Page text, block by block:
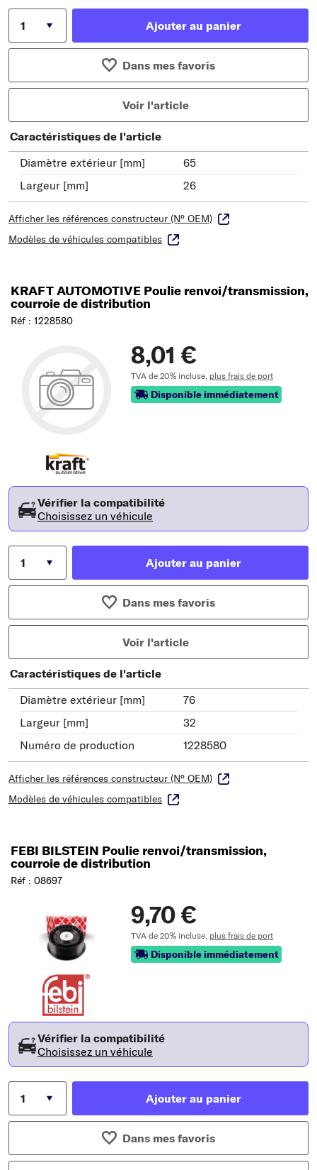
Ajouter au panier
Dans mes favoris
Voir l'article
Caractéristiques de l'article
Diamètre extérieur [mm]
65
Largeur [mm]
26
Afficher les références constructeur (N° OEM)
Modèles de véhicules compatibles
KRAFT AUTOMOTIVE Poulie renvoi/transmission,
courroie de distribution
Réf : 1228580
8,01 €
TVA de 20% incluse, plus frais de port
Disponible immédiatement
Vérifier la compatibilité
Choisissez un véhicule
Ajouter au panier
Dans mes favoris
Voir l'article
Caractéristiques de l'article
Diamètre extérieur [mm]
76
Largeur [mm]
32
Numéro de production
1228580
Afficher les références constructeur (N° OEM)
Modèles de véhicules compatibles
FEBI BILSTEIN Poulie renvoi/transmission,
courroie de distribution
Réf : 08697
9,70 €
TVA de 20% incluse, plus frais de port
Disponible immédiatement
Vérifier la compatibilité
Choisissez un véhicule
Ajouter au panier
Dans mes favoris